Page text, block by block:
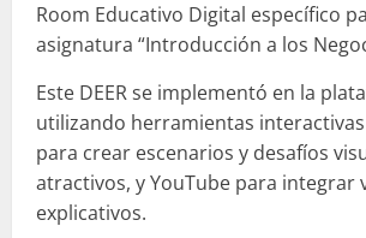
Room Educativo Digital específico
asignatura “Introducción a los
Este DEER se implementó en la
utilizando herramientas
para crear escenarios y desafíos
atractivos, y YouTube para integrar
explicativos.